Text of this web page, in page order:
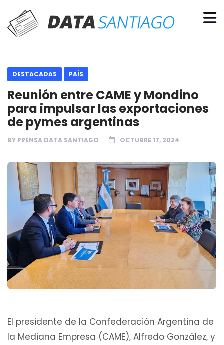
DESTACADAS PAÍS
Reunión entre CAME y Mondino
para impulsar las exportaciones
de pymes argentinas
BY PRENSA DATA SANTIAGO OCTUBRE 17, 2024
El presidente de la Confederación Argentina de
la Mediana Empresa (CAME), Alfredo González, y